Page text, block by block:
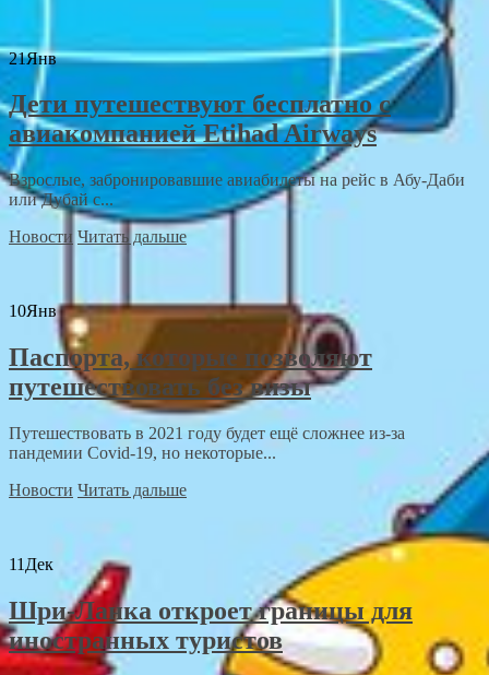
21Янв
Дети путешествуют бесплатно с
авиакомпанией Etihad Airways
Взрослые, забронировавшие авиабилеты на рейс в Абу-Даби
или Дубай с...
Новости Читать дальше
10Янв
Паспорта, которые позволяют
путешествовать без визы
Путешествовать в 2021 году будет ещё сложнее из-за
пандемии Covid-19, но некоторые...
Новости Читать дальше
11 Дек
Шри-Ланка откроет границы для
иностранных туристов